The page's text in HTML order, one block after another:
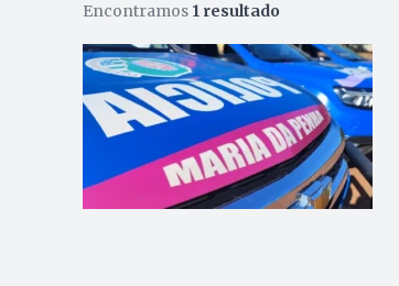
Encontramos 1 resultado